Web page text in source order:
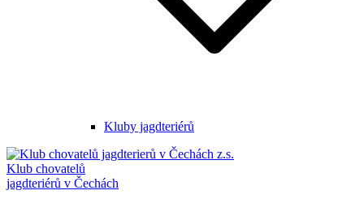
Kluby jagdteriérů
Klub chovatelů
jagdteriérů v Čechách